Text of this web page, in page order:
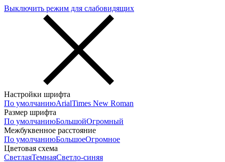
Выключить режим для слабовидящих
Настройки шрифта
По умолчаниюArialTimes New Roman
Размер шрифта
По умолчаниюБольшойОгромный
Межбуквенное расстояние
По умолчаниюБольшоеОгромное
Цветовая схема
СветлаяТемнаяСветло-синяя